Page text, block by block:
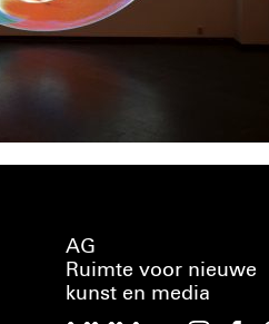
AG
Ruimte voor nieuwe
kunst en media